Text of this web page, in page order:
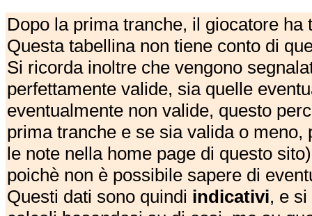
Dopo la prima tranche, il giocatore
Questa tabellina non tiene conto di
Si ricorda inoltre che vengono
perfettamente valide, sia quelle
eventualmente non valide, questo
prima tranche e se sia valida o
le note nella home page di questo
poichè non è possibile sapere di
Questi dati sono quindi indicativi, e